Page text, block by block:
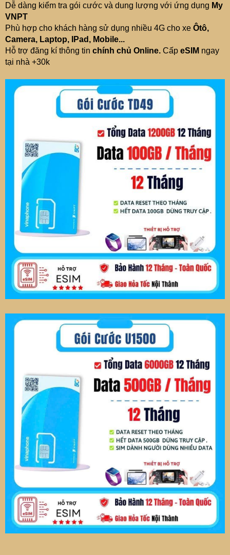
Dễ dàng kiểm tra gói cước và dung lượng với ứng dụng My
VNPT
Phù hợp cho khách hàng sử dụng nhiều 4G cho xe Ôtô,
Camera, Laptop, IPad, Mobile...
Hỗ trợ đăng kí thông tin chính chủ Online. Cấp eSIM ngay
tại nhà +30k